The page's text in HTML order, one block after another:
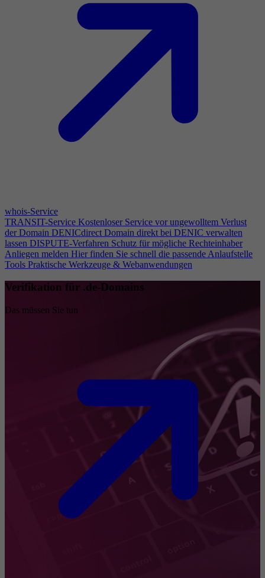
whois-Service
TRANSIT-Service Kostenloser Service vor ungewolltem Verlust
der Domain DENICdirect Domain direkt bei DENIC verwalten
lassen DISPUTE-Verfahren Schutz für mögliche Rechteinhaber
Anliegen melden Hier finden Sie schnell die passende Anlaufstelle
Tools Praktische Werkzeuge & Webanwendungen
Verifikation für .de-Domains
Das müssen Sie tun